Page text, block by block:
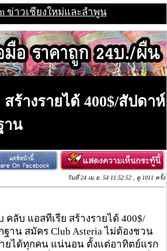
ข่าวเชียงใหม่และลำพูน
ร้างรายได้ 400$/สัปดาห์
าน
วันที่ 24 เม.ย. 54 11:52:52 , ดู 1011 ครั้ง
คลับ แอสทีเรีย สร้างรายได้ 400$/
าน สมัคร Club Asteria ไม่ต้องชวน
ยได้ทุกคน แน่นอน ตั้งแต่อาทิตย์แรก